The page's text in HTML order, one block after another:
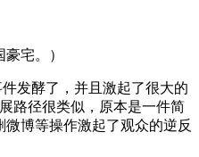
宅。）
酵了，并且激起了很大的
路径很类似，原本是一件简
博等操作激起了观众的逆反